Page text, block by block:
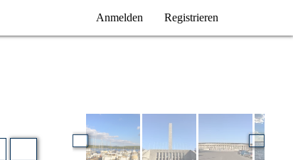
Anmelden Registrieren